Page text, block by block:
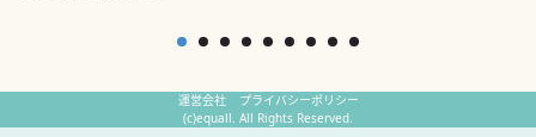
運営会社
プライバシーポリシー
(c)equall. All Rights Reserved.